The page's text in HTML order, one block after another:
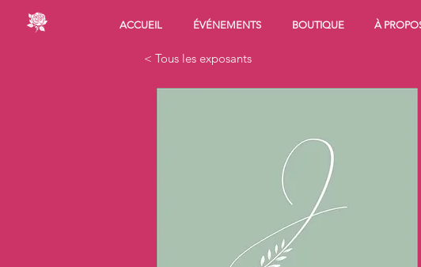
ACCUEIL ÉVÉNEMENTS BOUTIQUE À
< Tous les exposants